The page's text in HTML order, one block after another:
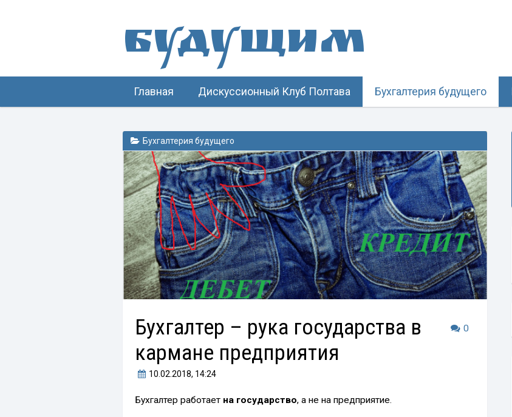
Будущим
Главная Дискуссионный Клуб Полтава Бухгалтерия будущего
Бухгалтерия будущего
0
Бухгалтер – рука государства в
кармане предприятия
10.02.2018, 14:24
Бухгалтер работает на государство, а не на предприятие.